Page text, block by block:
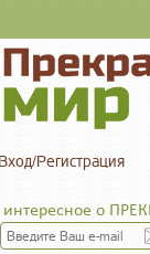
Вход/Регистрация
интересное о